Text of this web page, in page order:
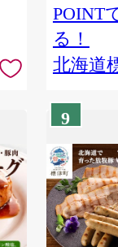
POINT
る！
北海道
9